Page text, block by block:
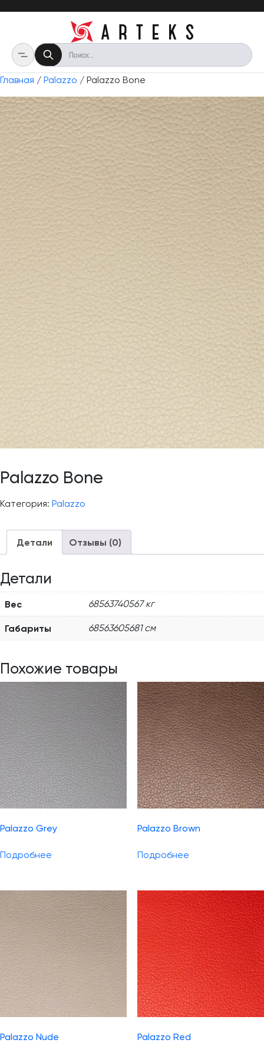
Главная / Palazzo / Palazzo Bone
Palazzo Bone
Категория: Palazzo
Детали Отзывы (0)
Детали
Вес 68563740567 кг
Габариты 68563605681 см
Похожие товары
Palazzo Grey
Подробнее
Palazzo Brown
Подробнее
Palazzo Nude Palazzo Red